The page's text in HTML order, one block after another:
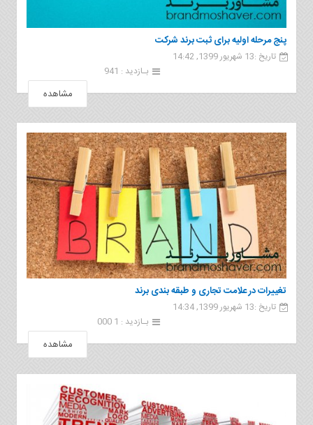
پنج مرحله اولیه برای ثبت برند شرکت
تاریخ :13 شهریور 1399, 14:42
بـازدید : 941
مشاهده
تغییرات در علامت تجاری و طبقه بندی برند
تاریخ :13 شهریور 1399, 14:34
بـازدید : 1 000
مشاهده